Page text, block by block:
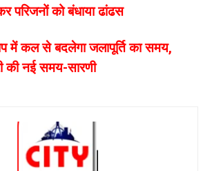
परिजनों को बंधाया ढांढस
में कल से बदलेगा जलापूर्ति का समय,
की नई समय-सारणी